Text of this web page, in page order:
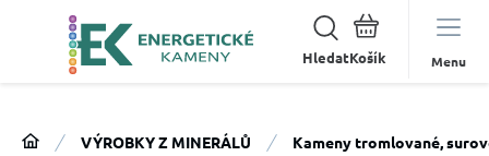
Hledat Menu
VÝROBKY Z MINERÁLŮ
Kameny tromlované,